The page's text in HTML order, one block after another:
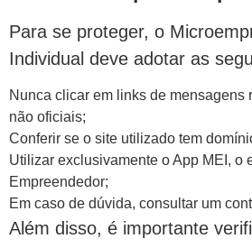
Para se proteger, o
Individual deve adotar as
Nunca clicar em links de mensagens
não oficiais;
Conferir se o site utilizado tem
Utilizar exclusivamente o App MEI, o
Empreendedor;
Em caso de dúvida, consultar um
Além disso, é importante